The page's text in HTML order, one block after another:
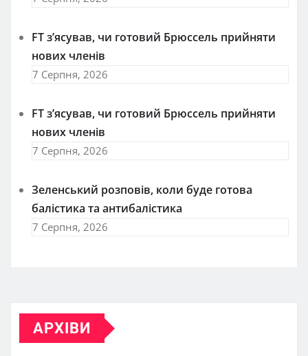
FT зʼясував, чи готовий Брюссель прийняти
нових членів
7 Серпня, 2026
FT зʼясував, чи готовий Брюссель прийняти
нових членів
7 Серпня, 2026
Зеленський розповів, коли буде готова
балістика та антибалістика
7 Серпня, 2026
АРХІВИ